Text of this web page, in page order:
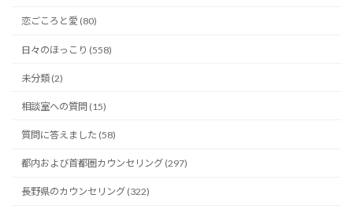
恋ごころと愛 (80)
日々のほっこり (558)
未分類 (2)
相談室への質問 (15)
質問に答えました (58)
都内および首都圏カウンセリング (297)
長野県のカウンセリング (322)